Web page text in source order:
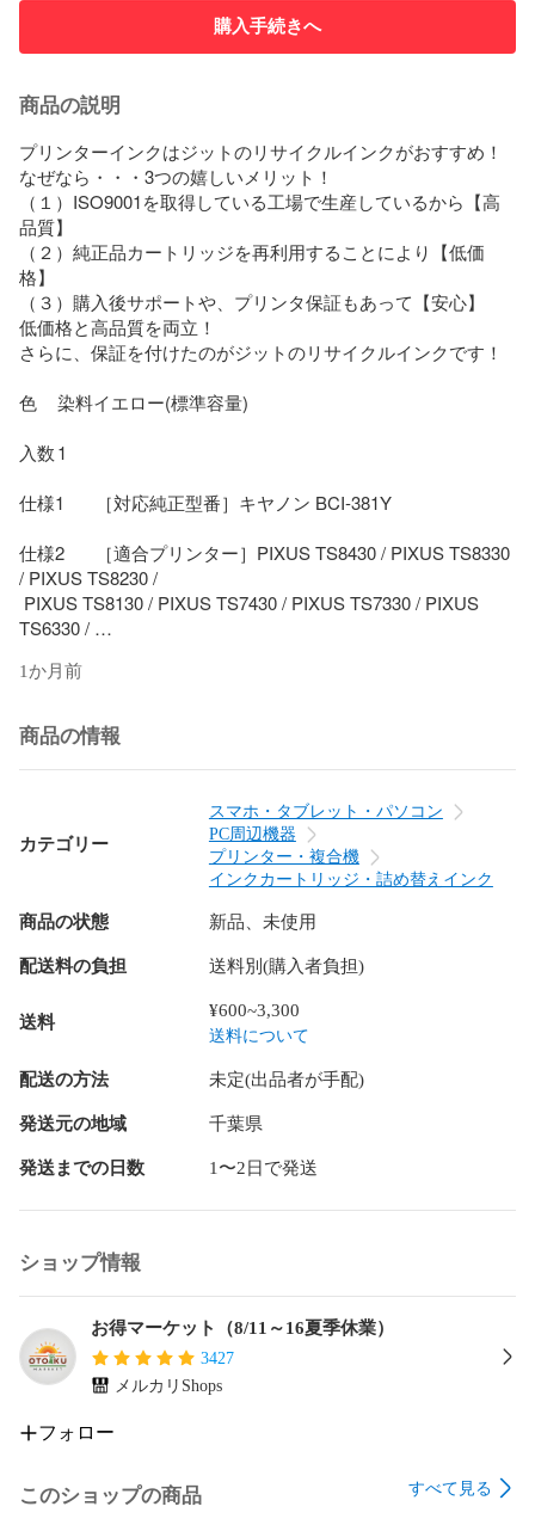
購入手続きへ
商品の説明
プリンターインクはジットのリサイクルインクがおすすめ！
なぜなら・・・3つの嬉しいメリット！
（１）ISO9001を取得している工場で生産しているから【高
品質】
（２）純正品カートリッジを再利用することにより【低価
格】
（３）購入後サポートや、プリンタ保証もあって【安心】
低価格と高品質を両立！
さらに、保証を付けたのがジットのリサイクルインクです！
色	染料イエロー(標準容量)
入数	1
仕様1	［対応純正型番］キヤノン BCI-381Y
仕様2	［適合プリンター］PIXUS TS8430 / PIXUS TS8330
/ PIXUS TS8230 /
PIXUS TS8130 / PIXUS TS7430 / PIXUS TS7330 / PIXUS
TS6330 /
TR8630 / PIXUS TR8530 / PIXUS TR7530
仕様3	※良好な印刷結果を得るために、開封後6ヶ月以内に
1か月前
商品の情報
カテゴリー
スマホ・タブレット・パソコン
PC周辺機器
プリンター・複合機
インクカートリッジ・詰め替えインク
商品の状態 新品、未使用
配送料の負担 送料別(購入者負担)
送料
¥600~3,300
送料について
配送の方法 未定(出品者が手配)
発送元の地域 千葉県
発送までの日数 1〜2日で発送
ショップ情報
お得マーケット（8/11～16夏季休業）
3427
メルカリShops
フォロー
このショップの商品 すべて見る